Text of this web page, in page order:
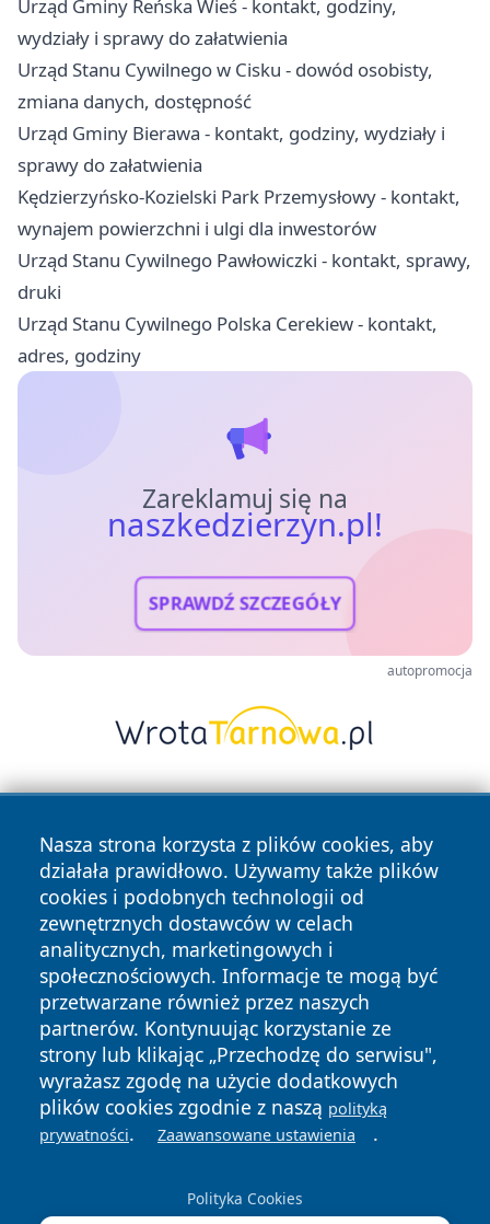
Urząd Gminy Reńska Wieś - kontakt, godziny,
wydziały i sprawy do załatwienia
Urząd Stanu Cywilnego w Cisku - dowód osobisty,
zmiana danych, dostępność
Urząd Gminy Bierawa - kontakt, godziny, wydziały i
sprawy do załatwienia
Kędzierzyńsko-Kozielski Park Przemysłowy - kontakt,
wynajem powierzchni i ulgi dla inwestorów
Urząd Stanu Cywilnego Pawłowiczki - kontakt, sprawy,
druki
Urząd Stanu Cywilnego Polska Cerekiew - kontakt,
adres, godziny
Zareklamuj się na
naszkedzierzyn.pl!
SPRAWDŹ SZCZEGÓŁY
autopromocja
Nasza strona korzysta z plików cookies, aby
działała prawidłowo. Używamy także plików
cookies i podobnych technologii od
zewnętrznych dostawców w celach
analitycznych, marketingowych i
społecznościowych. Informacje te mogą być
przetwarzane również przez naszych
partnerów. Kontynuując korzystanie ze
strony lub klikając „Przechodzę do serwisu",
wyrażasz zgodę na użycie dodatkowych
plików cookies zgodnie z naszą polityką
prywatności. Zaawansowane ustawienia .
Polityka Cookies
Copyright © 2026 naszkedzierzyn.pl Wszystkie prawa
zastrzeżone.
News Autorzy
Polityka
Prywatności
Polityka
Cookies